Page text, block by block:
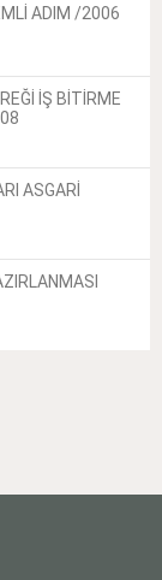
ADIM /2006
İŞ BİTİRME
ASGARİ